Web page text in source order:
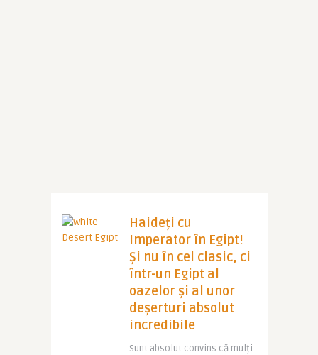
Haideți cu
Imperator în Egipt!
Și nu în cel clasic, ci
într-un Egipt al
oazelor și al unor
deșerturi absolut
incredibile
Sunt absolut convins că mulți